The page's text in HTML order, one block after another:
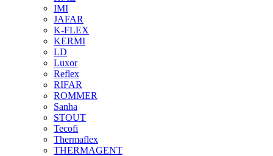
IMI
JAFAR
K-FLEX
KERMI
LD
Luxor
Reflex
RIFAR
ROMMER
Sanha
STOUT
Tecofi
Thermaflex
THERMAGENT